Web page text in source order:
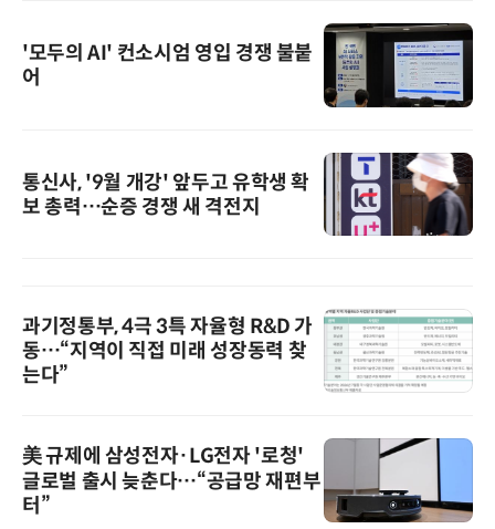
'모두의 AI' 컨소시엄 영입 경쟁 불붙
어
통신사, '9월 개강' 앞두고 유학생 확
보 총력…순증 경쟁 새 격전지
과기정통부, 4극 3특 자율형 R&D 가
동…“지역이 직접 미래 성장동력 찾
는다”
美 규제에 삼성전자·LG전자 '로청'
글로벌 출시 늦춘다…“공급망 재편부
터”